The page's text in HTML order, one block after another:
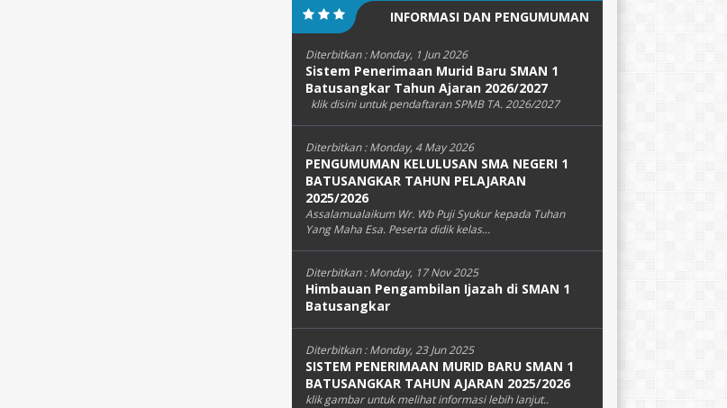
INFORMASI DAN PENGUMUMAN
Diterbitkan :Monday, 1 Jun 2026
Sistem Penerimaan Murid Baru SMAN 1
Batusangkar Tahun Ajaran 2026/2027
klik disini untuk pendaftaran SPMB TA. 2026/2027
Diterbitkan :Monday, 4 May 2026
PENGUMUMAN KELULUSAN SMA NEGERI 1
BATUSANGKAR TAHUN PELAJARAN
2025/2026
Assalamualaikum Wr. Wb Puji Syukur kepada Tuhan
Yang Maha Esa. Peserta didik kelas...
Diterbitkan :Monday, 17 Nov 2025
Himbauan Pengambilan Ijazah di SMAN 1
Batusangkar
Diterbitkan :Monday, 23 Jun 2025
SISTEM PENERIMAAN MURID BARU SMAN 1
BATUSANGKAR TAHUN AJARAN 2025/2026
klik gambar untuk melihat informasi lebih lanjut..